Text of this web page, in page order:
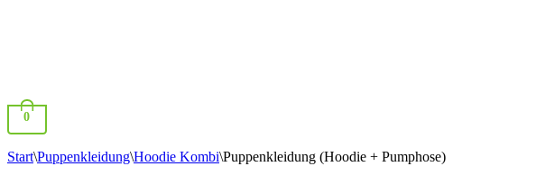
0
Start\Puppenkleidung\Hoodie Kombi\Puppenkleidung (Hoodie + Pumphose)